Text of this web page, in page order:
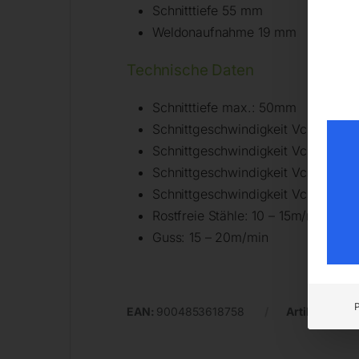
Schnitttiefe 55 mm
Weldonaufnahme 19 mm
Technische Daten
Schnitttiefe max.: 50mm
Schnittgeschwindigkeit Vc
Schnittgeschwindigkeit Vc Stahl <
Schnittgeschwindigkeit Vc Stahl <
Schnittgeschwindigkeit Vc Stahl <
Rostfreie Stähle: 10 – 15m/min
Guss: 15 – 20m/min
EAN: 9004853618758